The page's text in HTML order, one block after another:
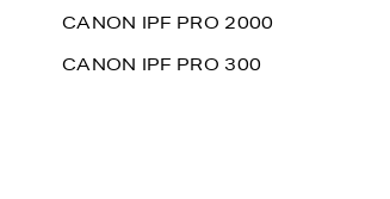
CANON IPF PRO 2000
CANON IPF PRO 300